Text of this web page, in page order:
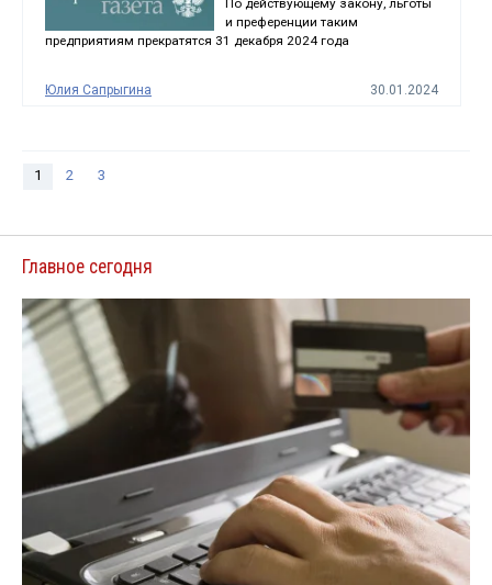
и преференции таким
предприятиям прекратятся 31 декабря 2024 года
Юлия Сапрыгина 30.01.2024
1 2 3
Главное сегодня